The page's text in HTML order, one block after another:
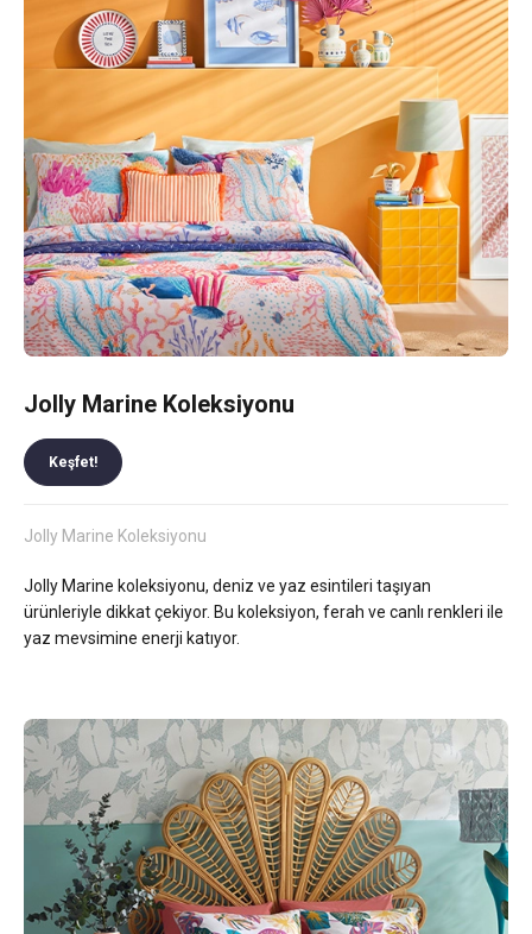
Jolly Marine Koleksiyonu
Keşfet!
Jolly Marine Koleksiyonu
Jolly Marine koleksiyonu, deniz ve yaz esintileri taşıyan
ürünleriyle dikkat çekiyor. Bu koleksiyon, ferah ve canlı renkleri ile
yaz mevsimine enerji katıyor.